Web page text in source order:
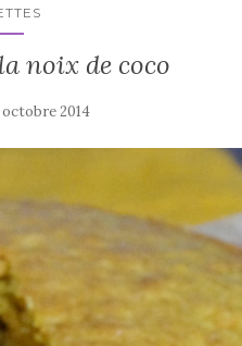
noix de coco
octobre 2014